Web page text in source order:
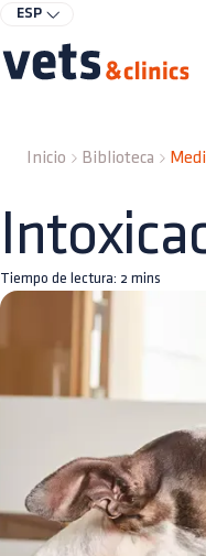
ESP
Inicio Biblioteca
Tiempo de lectura: 2 mins